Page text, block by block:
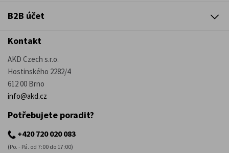
B2B účet
Kontakt
AKD Czech s.r.o.
Hostinského 2282/4
612 00 Brno
info@akd.cz
Potřebujete poradit?
+420 720 020 083
(Po. - Pá. od 7:00 do 17:00)